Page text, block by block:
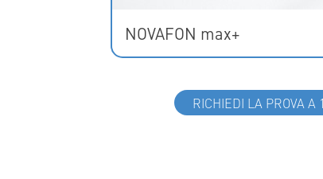
NOVAFON max+
RICHIEDI LA PROVA A